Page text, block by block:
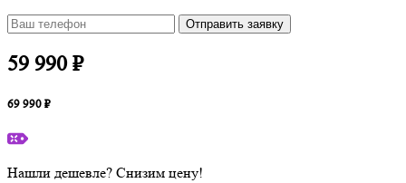
Отправить заявку
59 990 ₽
69 990 ₽
Нашли дешевле? Снизим цену!